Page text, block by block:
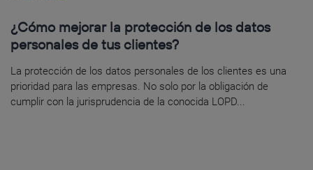
¿Cómo mejorar la protección de los datos
personales de tus clientes?
La protección de los datos personales de los clientes es una
prioridad para las empresas. No solo por la obligación de
cumplir con la jurisprudencia de la conocida LOPD...